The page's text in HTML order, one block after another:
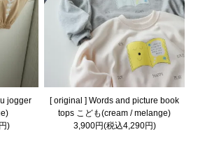
jogger
)
[ original ] Words and picture book
tops こども(cream / melange)
3,900円(税込4,290円)